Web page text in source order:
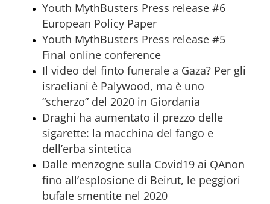
Youth MythBusters Press release #6
European Policy Paper
Youth MythBusters Press release #5
Final online conference
Il video del finto funerale a Gaza? Per gli
israeliani è Palywood, ma è uno
“scherzo” del 2020 in Giordania
Draghi ha aumentato il prezzo delle
sigarette: la macchina del fango e
dell’erba sintetica
Dalle menzogne sulla Covid19 ai QAnon
fino all’esplosione di Beirut, le peggiori
bufale smentite nel 2020